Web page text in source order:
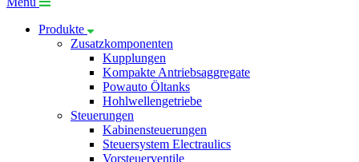
Produkte
Zusatzkomponenten
Kupplungen
Kompakte Antriebsaggregate
Powauto Öltanks
Hohlwellengetriebe
Steuerungen
Kabinensteuerungen
Steuersystem Electraulics
Vorsteuerventile